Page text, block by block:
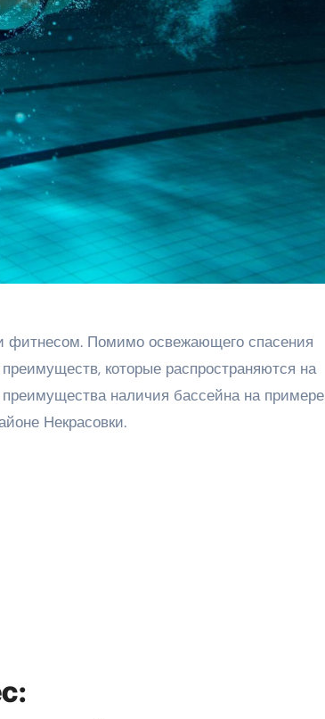
фитнесом. Помимо освежающего спасения
которые распространяются на
наличия бассейна на примере
Некрасовки.